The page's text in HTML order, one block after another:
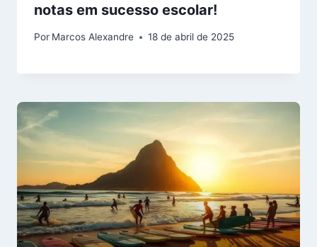
notas em sucesso escolar!
Por Marcos Alexandre 18 de abril de 2025